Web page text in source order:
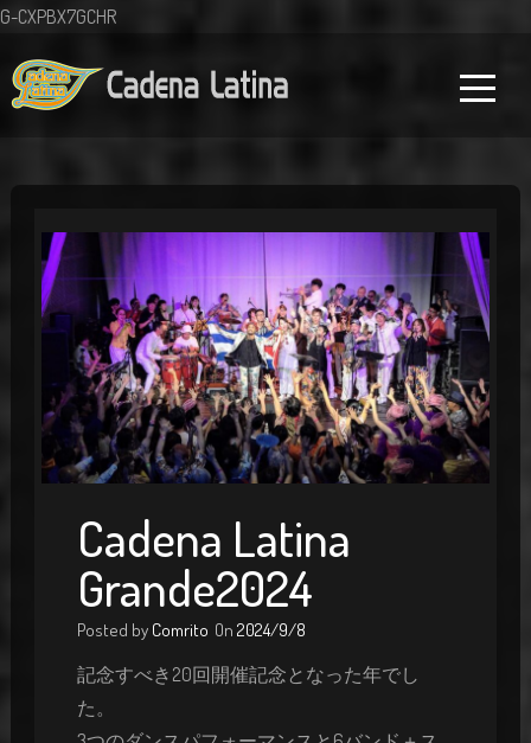
G-CXPBX7GCHR
Cadena Latina
Grande2024
Posted by Comrito On 2024/9/8
記念すべき20回開催記念となった年でし
た。